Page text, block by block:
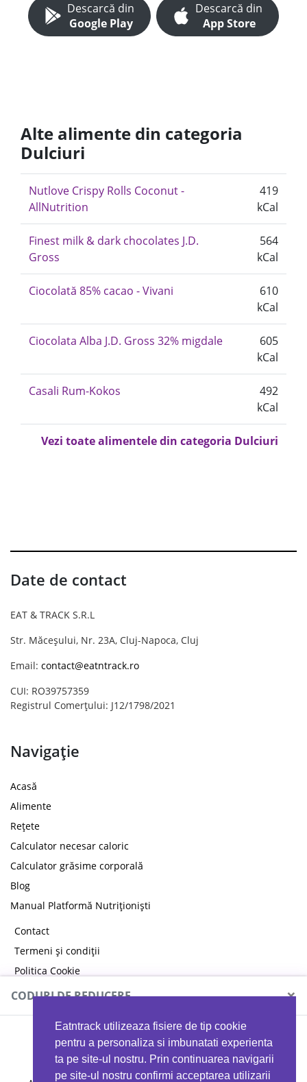
Eatntrack utilizeaza fisiere de tip cookie
pentru a personaliza si imbunatati experienta
ta pe site-ul nostru. Prin continuarea navigarii
pe site-ul nostru confirmi acceptarea utilizarii
Descarcă din
Google Play
Descarcă din
App Store
Alte alimente din categoria
Dulciuri
Nutlove Crispy Rolls Coconut -
AllNutrition
419
kCal
Finest milk & dark chocolates J.D.
Gross
564
kCal
Ciocolată 85% cacao - Vivani
610
kCal
Ciocolata Alba J.D. Gross 32% migdale
605
kCal
Casali Rum-Kokos
492
kCal
Vezi toate alimentele din categoria Dulciuri
Date de contact
EAT & TRACK S.R.L
Str. Măceșului, Nr. 23A, Cluj-Napoca, Cluj
Email: contact@eatntrack.ro
CUI: RO39757359
Registrul Comerțului: J12/1798/2021
Navigație
Acasă
Alimente
Rețete
Calculator necesar caloric
Calculator grăsime corporală
Blog
Manual Platformă Nutriționiști
Contact
Termeni și condiții
Politica Cookie
Politica de confidențialitate
CODURI DE REDUCERE ×
MYPROTEIN